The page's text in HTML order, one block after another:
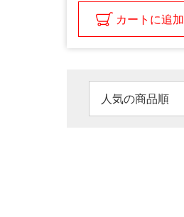
カートに追加
人気の商品順